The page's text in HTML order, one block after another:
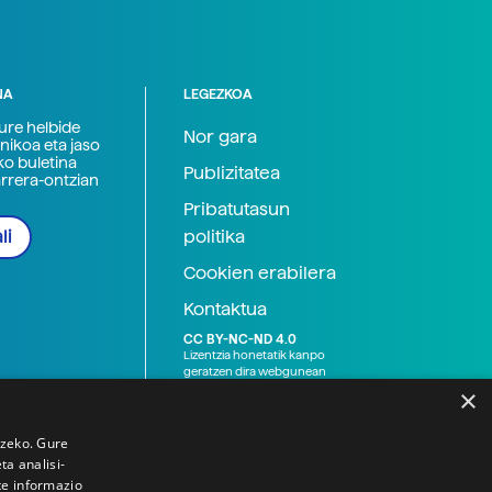
helbide
eta jaso
buletina
ontzian
LEGEZKOA
Nor gara
Publizitatea
Pribatutasun
politika
Cookien erabilera
Kontaktua
CC BY-NC-ND 4.0
Lizentzia honetatik kanpo
geratzen dira webgunean
×
Gure
analisi-
informazio